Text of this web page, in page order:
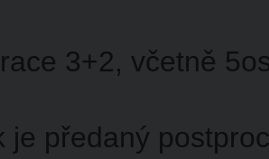
3+2, včetně
je předaný